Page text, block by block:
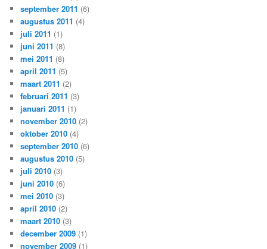
september 2011 (6)
augustus 2011 (4)
juli 2011 (1)
juni 2011 (8)
mei 2011 (8)
april 2011 (5)
maart 2011 (2)
februari 2011 (3)
januari 2011 (1)
november 2010 (2)
oktober 2010 (4)
september 2010 (6)
augustus 2010 (5)
juli 2010 (3)
juni 2010 (6)
mei 2010 (3)
april 2010 (2)
maart 2010 (3)
december 2009 (1)
november 2009 (1)